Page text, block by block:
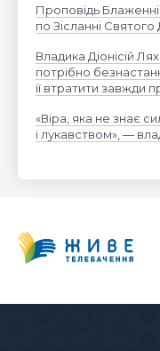
Проповідь
по Зісланні Святого
Владика Діонісій
потрібно
її втратити завжди
«Віра, яка не знає
і лукавством», —